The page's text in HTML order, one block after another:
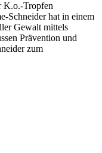
K.o.-Tropfen
Schneider hat in einem
Gewalt mittels
Prävention und
zum